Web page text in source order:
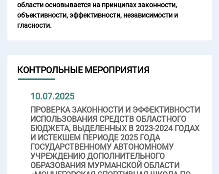
области основывается на принципах законности,
объективности, эффективности, независимости и
гласности.
КОНТРОЛЬНЫЕ МЕРОПРИЯТИЯ
10.07.2025
ПРОВЕРКА ЗАКОННОСТИ И ЭФФЕКТИВНОСТИ
ИСПОЛЬЗОВАНИЯ СРЕДСТВ ОБЛАСТНОГО
БЮДЖЕТА, ВЫДЕЛЕННЫХ В 2023-2024 ГОДАХ
И ИСТЕКШЕМ ПЕРИОДЕ 2025 ГОДА
ГОСУДАРСТВЕННОМУ АВТОНОМНОМУ
УЧРЕЖДЕНИЮ ДОПОЛНИТЕЛЬНОГО
ОБРАЗОВАНИЯ МУРМАНСКОЙ ОБЛАСТИ